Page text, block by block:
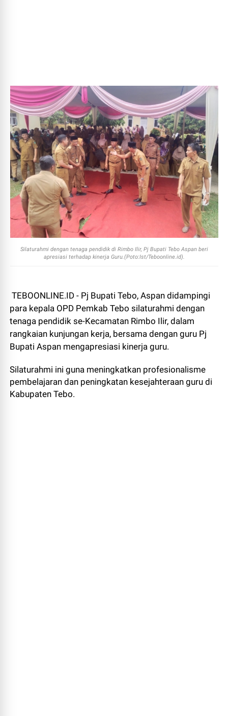
Silaturahmi dengan tenaga pendidik di Rimbo Ilir, Pj Bupati Tebo Aspan beri
apresiasi terhadap kinerja Guru.(Poto:Ist/Teboonline.id).
TEBOONLINE.ID - Pj Bupati Tebo, Aspan didampingi
para kepala OPD Pemkab Tebo silaturahmi dengan
tenaga pendidik se-Kecamatan Rimbo Ilir, dalam
rangkaian kunjungan kerja, bersama dengan guru Pj
Bupati Aspan mengapresiasi kinerja guru.
Silaturahmi ini guna meningkatkan profesionalisme
pembelajaran dan peningkatan kesejahteraan guru di
Kabupaten Tebo.